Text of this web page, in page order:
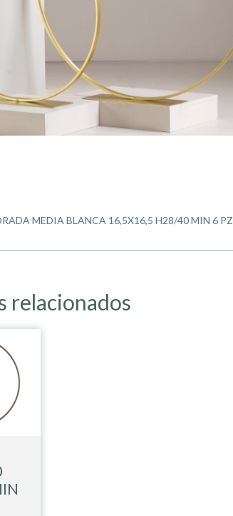
MEDIA BLANCA 16,5X16,5 H28/40 MIN 6 PZ
relacionados